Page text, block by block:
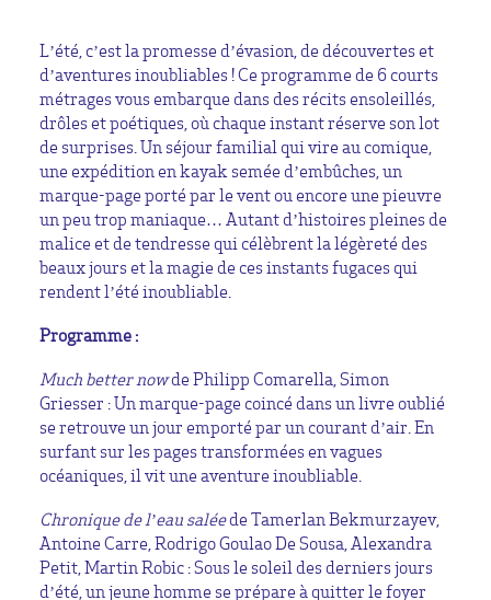
L’été, c’est la promesse d’évasion, de découvertes et
d’aventures inoubliables ! Ce programme de 6 courts
métrages vous embarque dans des récits ensoleillés,
drôles et poétiques, où chaque instant réserve son lot
de surprises. Un séjour familial qui vire au comique,
une expédition en kayak semée d’embûches, un
marque-page porté par le vent ou encore une pieuvre
un peu trop maniaque… Autant d’histoires pleines de
malice et de tendresse qui célèbrent la légèreté des
beaux jours et la magie de ces instants fugaces qui
rendent l’été inoubliable.
Programme :
Much better nowde Philipp Comarella, Simon
Griesser : Un marque-page coincé dans un livre oublié
se retrouve un jour emporté par un courant d’air. En
surfant sur les pages transformées en vagues
océaniques, il vit une aventure inoubliable.
Chronique de l’eau saléede Tamerlan Bekmurzayev,
Antoine Carre, Rodrigo Goulao De Sousa, Alexandra
Petit, Martin Robic : Sous le soleil des derniers jours
d’été, un jeune homme se prépare à quitter le foyer